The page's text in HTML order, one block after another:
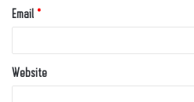
Email *
Website